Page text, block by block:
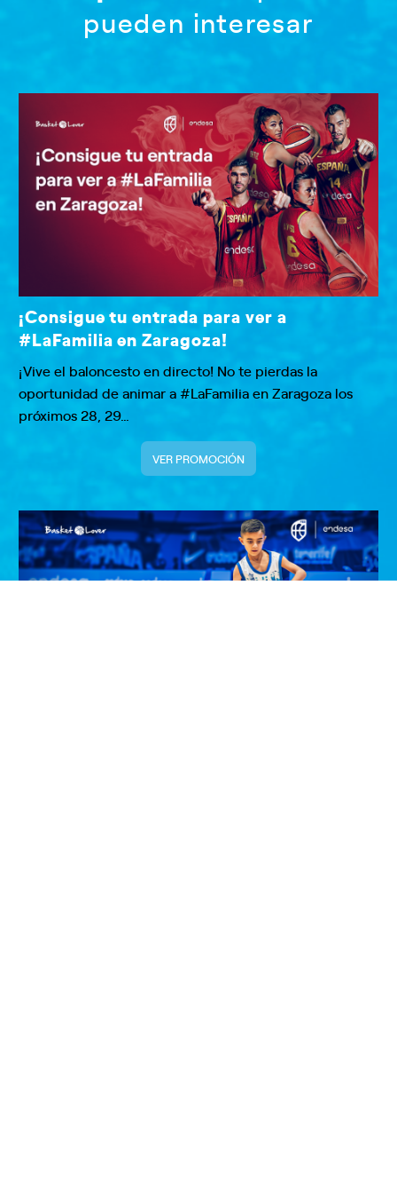
pueden interesar
¡Consigue tu entrada para ver a
#LaFamilia en Zaragoza!
¡Vive el baloncesto en directo! No te pierdas la
oportunidad de animar a #LaFamilia en Zaragoza los
próximos 28, 29…
VER PROMOCIÓN